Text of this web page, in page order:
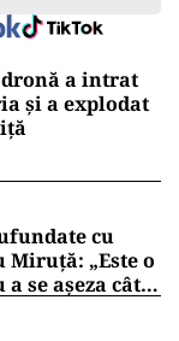
a intrat
şi a explodat
cu
Miruță: „Este o
se așeza cât